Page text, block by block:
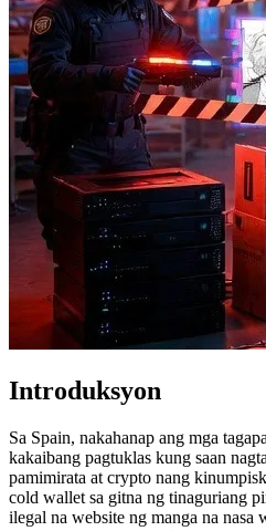
Introduksyon
Sa Spain, nakahanap ang mga
kakaibang pagtuklas kung saan
pamimirata at crypto nang
cold wallet sa gitna ng tinaguriang
ilegal na website ng manga na